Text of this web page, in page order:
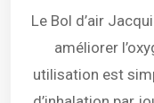
Le Bol d’air
améliorer
utilisation est